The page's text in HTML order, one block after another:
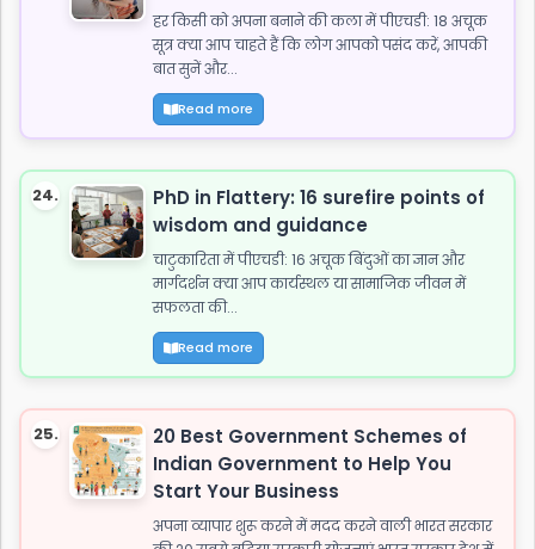
हर किसी को अपना बनाने की कला में पीएचडी: 18 अचूक
सूत्र क्या आप चाहते हैं कि लोग आपको पसंद करें, आपकी
बात सुनें और...
Read more
24.
PhD in Flattery: 16 surefire points of
wisdom and guidance
चाटुकारिता में पीएचडी: 16 अचूक बिंदुओं का ज्ञान और
मार्गदर्शन क्या आप कार्यस्थल या सामाजिक जीवन में
सफलता की...
Read more
25.
20 Best Government Schemes of
Indian Government to Help You
Start Your Business
अपना व्यापार शुरू करने में मदद करने वाली भारत सरकार